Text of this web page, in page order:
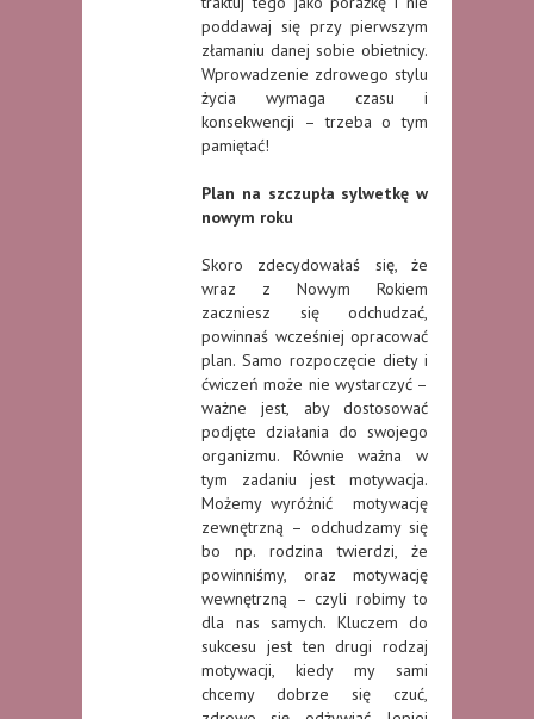
poddawaj się przy pierwszym
złamaniu danej sobie obietnicy.
Wprowadzenie zdrowego stylu
życia wymaga czasu i
konsekwencji – trzeba o tym
pamiętać!
Plan na szczupła sylwetkę w
nowym roku
Skoro zdecydowałaś się, że
wraz z Nowym Rokiem
zaczniesz się odchudzać,
powinnaś wcześniej opracować
plan. Samo rozpoczęcie diety i
ćwiczeń może nie wystarczyć –
ważne jest, aby dostosować
podjęte działania do swojego
organizmu. Równie ważna w
tym zadaniu jest motywacja.
Możemy wyróżnić motywację
zewnętrzną – odchudzamy się
bo np. rodzina twierdzi, że
powinniśmy, oraz motywację
wewnętrzną – czyli robimy to
dla nas samych. Kluczem do
sukcesu jest ten drugi rodzaj
motywacji, kiedy my sami
chcemy dobrze się czuć,